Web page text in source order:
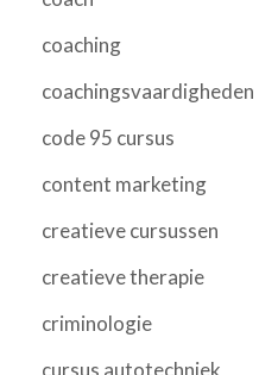
coaching
coachingsvaardigheden
code 95 cursus
content marketing
creatieve cursussen
creatieve therapie
criminologie
cursus autotechniek